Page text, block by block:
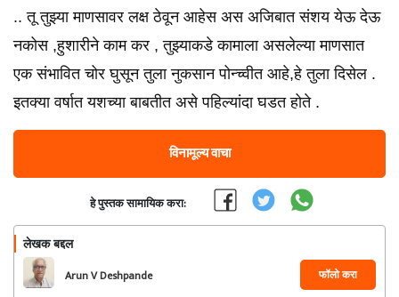
.. तू तुझ्या माणसावर लक्ष ठेवून आहेस अस अजिबात संशय येऊ देऊ
नकोस ,हुशारीने काम कर , तुझ्याकडे कामाला असलेल्या माणसात
एक संभावित चोर घुसून तुला नुकसान पोन्च्वीत आहे,हे तुला दिसेल .
इतक्या वर्षात यशच्या बाबतीत असे पहिल्यांदा घडत होते .
विनामूल्य वाचा
हे पुस्तक सामायिक करा:
लेखक बद्दल
Arun V Deshpande फॉलो करा